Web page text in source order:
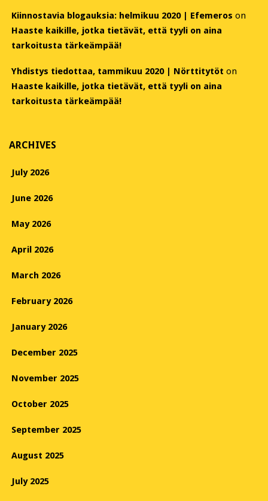
Kiinnostavia blogauksia: helmikuu 2020 | Efemeros on
Haaste kaikille, jotka tietävät, että tyyli on aina
tarkoitusta tärkeämpää!
Yhdistys tiedottaa, tammikuu 2020 | Nörttitytöt on
Haaste kaikille, jotka tietävät, että tyyli on aina
tarkoitusta tärkeämpää!
ARCHIVES
July 2026
June 2026
May 2026
April 2026
March 2026
February 2026
January 2026
December 2025
November 2025
October 2025
September 2025
August 2025
July 2025